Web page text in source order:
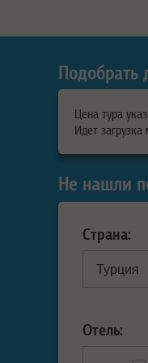
Подобрать
Цена тура
Идет загрузка
Не нашли
Страна:
Отель: